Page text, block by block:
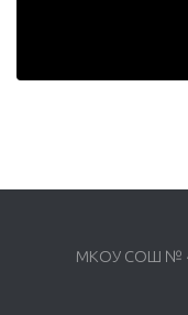
МКОУ СОШ № 4